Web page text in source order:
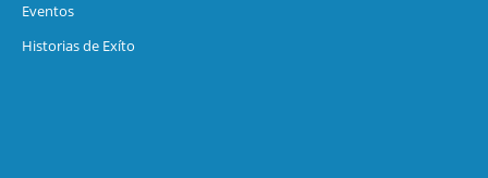
Eventos
Historias de Exíto